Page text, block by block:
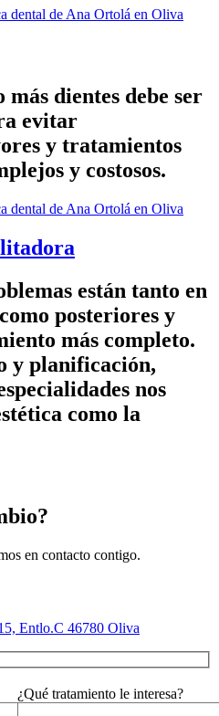
dientes debe ser
evitar
y tratamientos
y costosos.
están tanto en
posteriores y
más completo.
y planificación,
nos
como la
en contacto contigo.
Entlo.C 46780 Oliva
¿Qué tratamiento le interesa?